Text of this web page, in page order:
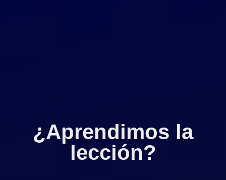
¿Aprendimos la
lección?